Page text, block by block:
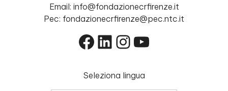
Email: info@fondazionecrfirenze.it
Pec: fondazionecrfirenze@pec.ntc.it
Facebook
LinkedIn
Instagram
YouTube
Seleziona lingua